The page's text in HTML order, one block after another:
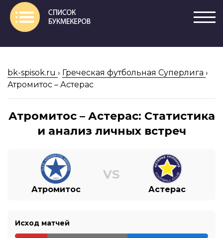
bk-spisok.ru › Греческая футбольная Суперлига ›
Атромитос – Астерас
Атромитос – Астерас: Статистика
и анализ личных встреч
Атромитос
VS
Астерас
Исход матчей